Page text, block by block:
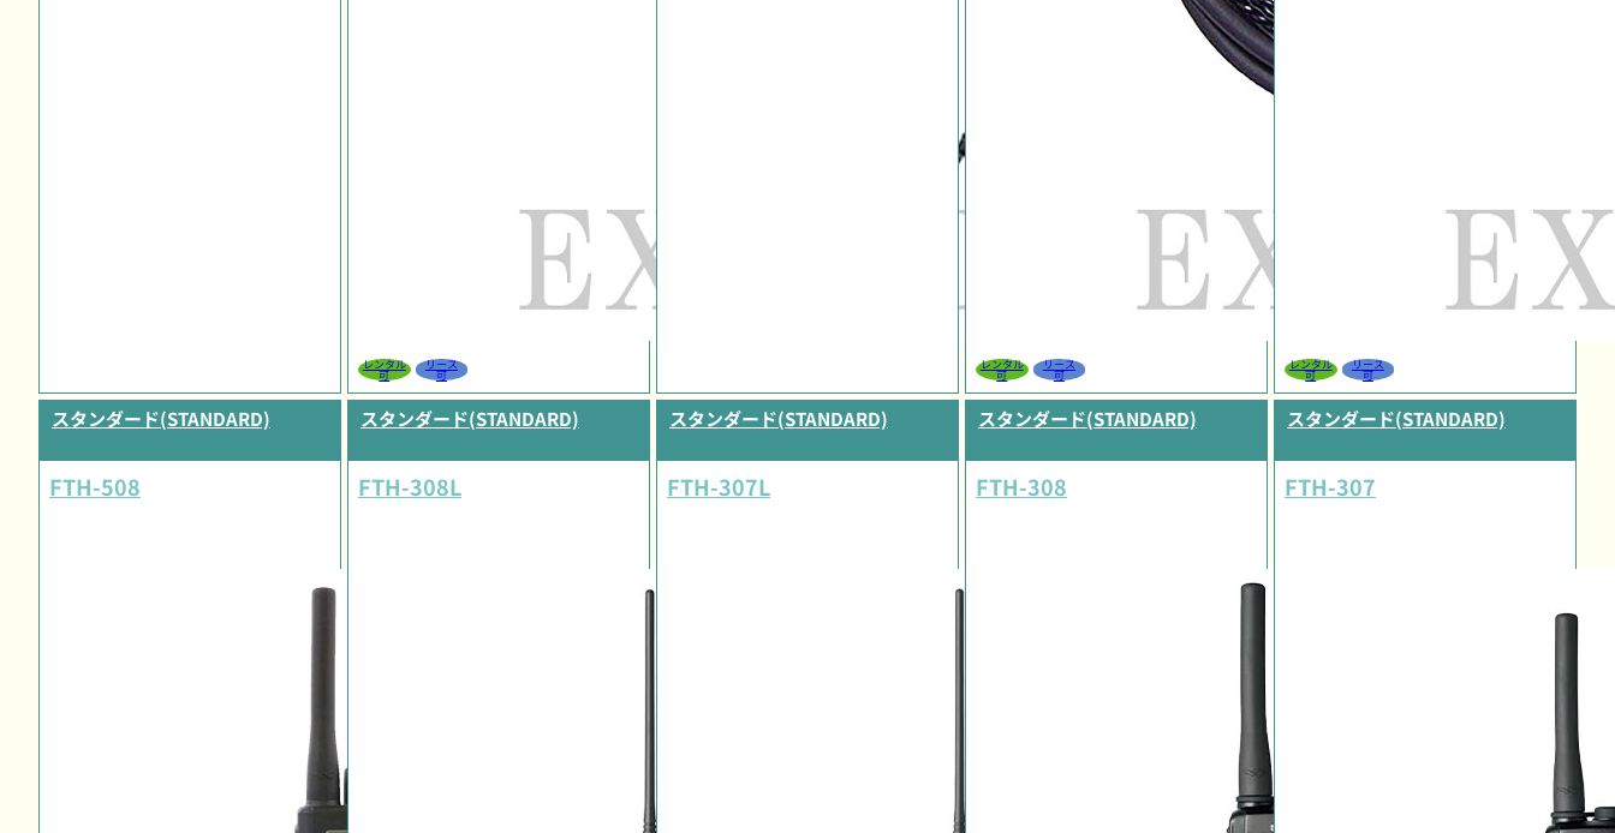
レンタル
可
リース
可
レンタル
可
リース
可
レンタル
可
リース
可
スタンダード(STANDARD)
FTH-508
スタンダード(STANDARD)
FTH-308L
スタンダード(STANDARD)
FTH-307L
スタンダード(STANDARD)
FTH-308
スタンダード(STANDARD)
FTH-307